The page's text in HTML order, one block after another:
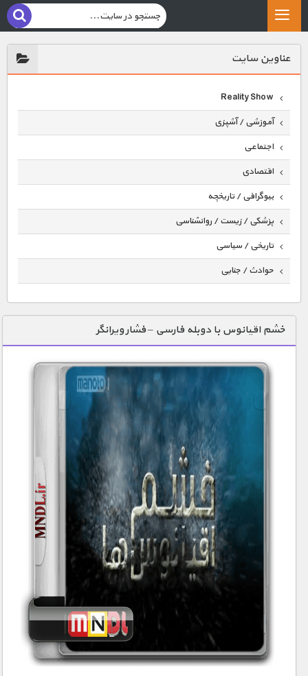
عناوين سايت
Reality Show
آموزشی / آشپزی
اجتماعی
اقتصادی
بیوگرافی / تاریخچه
پزشکی / زیست / روانشناسی
تاریخی / سیاسی
حوادث / جنایی
دنیای خوراکی ها
زمین شناسی / محیط زیست
سازه/ معماری/ مهندسی
سرگرمی
شناخت کودکان
فرهنگ / هنر
گردشگری
ماورایی
مسابقات / ورزشی
خشم اقیانوس با دوبله فارسی – فشار ویرانگر